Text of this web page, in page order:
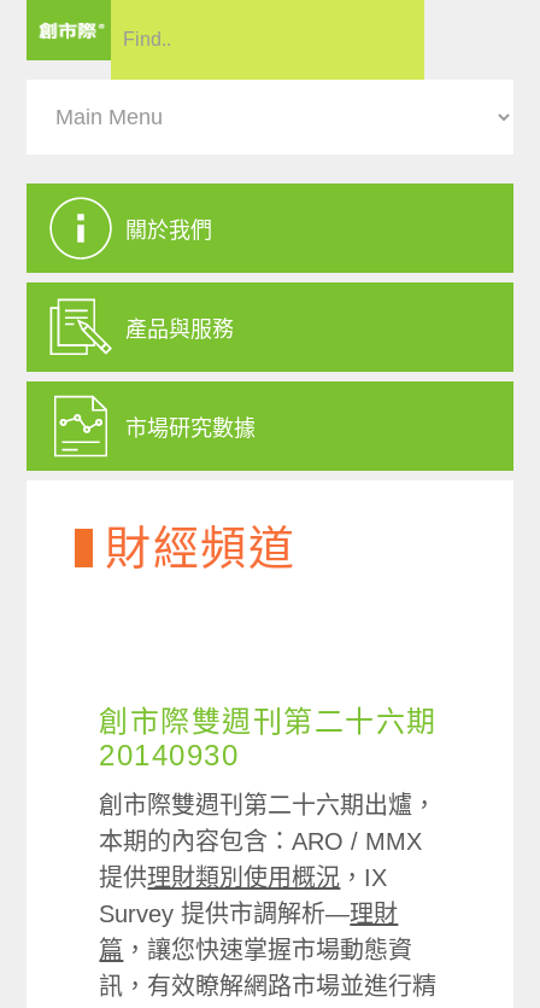
關於我們
產品與服務
市場研究數據
財經頻道
創市際雙週刊第二十六期
20140930
創市際雙週刊第二十六期出爐，
本期的內容包含：ARO / MMX
提供理財類別使用概況 ，IX
Survey 提供市調解析—理財
篇 ，讓您快速掌握市場動態資
訊，有效瞭解網路市場並進行精